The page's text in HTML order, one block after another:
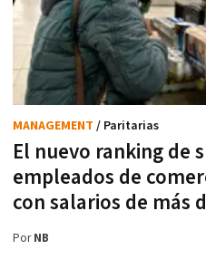
El nuevo ranking de
empleados de
con salarios de más
MANAGEMENT / Paritarias
PorNB